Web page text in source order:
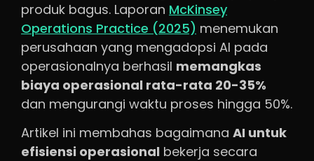
produk bagus. Laporan McKinsey
Operations Practice (2025) menemukan
perusahaan yang mengadopsi AI pada
operasionalnya berhasil memangkas
biaya operasional rata-rata 20-35%
dan mengurangi waktu proses hingga 50%.
Artikel ini membahas bagaimana AI untuk
efisiensi operasional bekerja secara